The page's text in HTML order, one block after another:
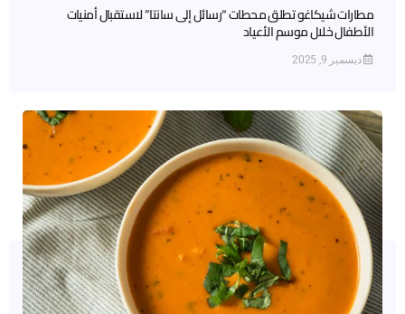
مطارات شيكاغو تطلق محطات “رسائل إلى سانتا” لاستقبال أمنيات
الأطفال خلال موسم الأعياد
ديسمبر 9, 2025